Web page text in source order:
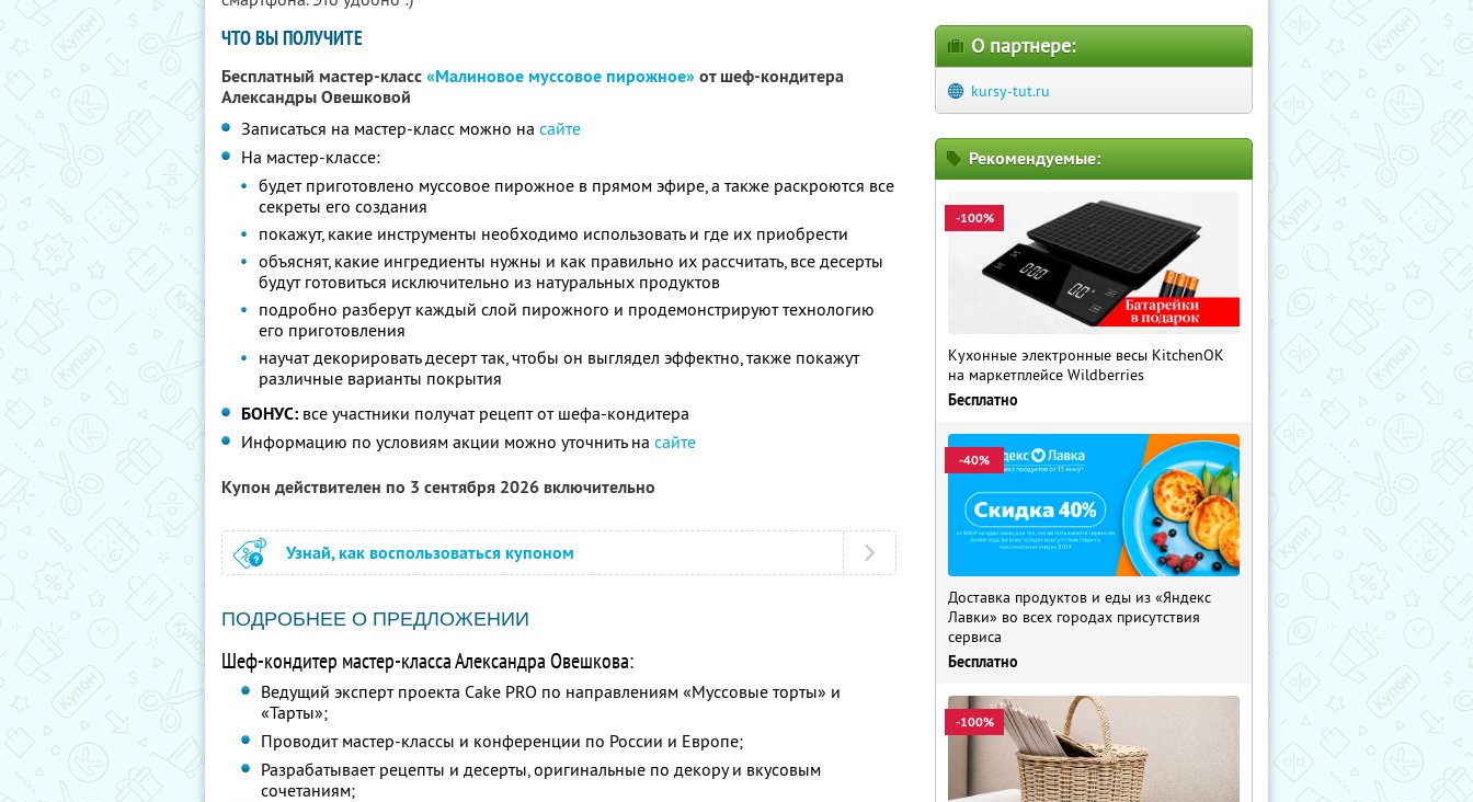
ЧТО ВЫ ПОЛУЧИТЕ
Бесплатный мастер-класс«Малиновое муссовое пирожное»от шеф-кондитера
Александры Овешковой
Записаться на мастер-класс можно на сайте
На мастер-классе:
будет приготовлено муссовое пирожное в прямом эфире, а также раскроются все
секреты его создания
покажут, какие инструменты необходимо использовать и где их приобрести
объяснят, какие ингредиенты нужны и как правильно их рассчитать, все десерты
будут готовиться исключительно из натуральных продуктов
подробно разберут каждый слой пирожного и продемонстрируют технологию
его приготовления
научат декорировать десерт так, чтобы он выглядел эффектно, также покажут
различные варианты покрытия
БОНУС: все участники получат рецепт от шефа-кондитера
Информацию по условиям акции можно уточнить на сайте
Купон действителен по 3 сентября 2026 включительно
Узнай, как воспользоваться купоном
ПОДРОБНЕЕ О ПРЕДЛОЖЕНИИ
Шеф-кондитер мастер-класса Александра Овешкова:
Ведущий эксперт проекта Cake PRO по направлениям «Муссовые торты» и
«Тарты»;
Проводит мастер-классы и конференции по России и Европе;
Разрабатывает рецепты и десерты, оригинальные по декору и вкусовым
сочетаниям;
О партнере:
kursy-tut.ru
Рекомендуемые:
-100%
Кухонные электронные весы KitchenOK
на маркетплейсе Wildberries
Бесплатно
-40%
Доставка продуктов и еды из «Яндекс
Лавки» во всех городах присутствия
сервиса
Бесплатно
-100%